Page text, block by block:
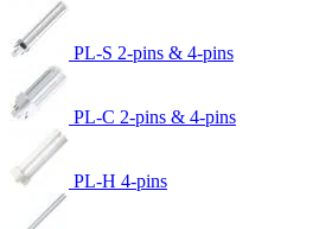
PL-S 2-pins & 4-pins
PL-C 2-pins & 4-pins
PL-H 4-pins